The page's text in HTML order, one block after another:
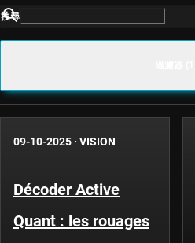
搜尋
09-10-2025 · VISION
Décoder Active
Quant : les rouages